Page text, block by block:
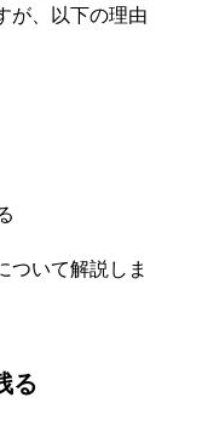
が、以下の理由
ついて解説しま
る